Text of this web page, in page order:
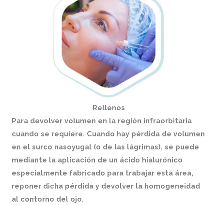
Rellenos
Para devolver volumen en la región infraorbitaria
cuando se requiere. Cuando hay pérdida de volumen
en el surco nasoyugal (o de las lágrimas), se puede
mediante la aplicación de un ácido hialurónico
especialmente fabricado para trabajar esta área,
reponer dicha pérdida y devolver la homogeneidad
al contorno del ojo.